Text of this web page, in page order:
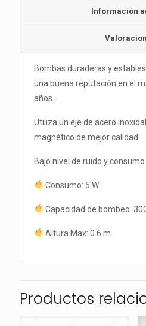
Información
Bombas duraderas y
una buena reputación en el
años.
Utiliza un eje de acero
magnético de mejor calidad.
Bajo nivel de ruido y
Consumo: 5 W
Capacidad de bombeo:
Altura Max: 0.6 m.
Productos